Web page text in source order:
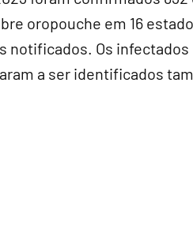
oropouche em 16
notificados. Os
a ser identificados